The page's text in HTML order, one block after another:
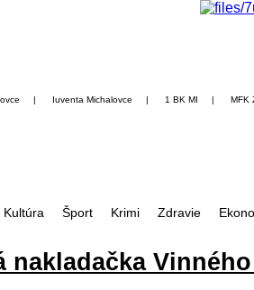
| Iuventa Michalovce | 1 BK MI | MFK
Kultúra Šport Krimi Zdravie
nakladačka